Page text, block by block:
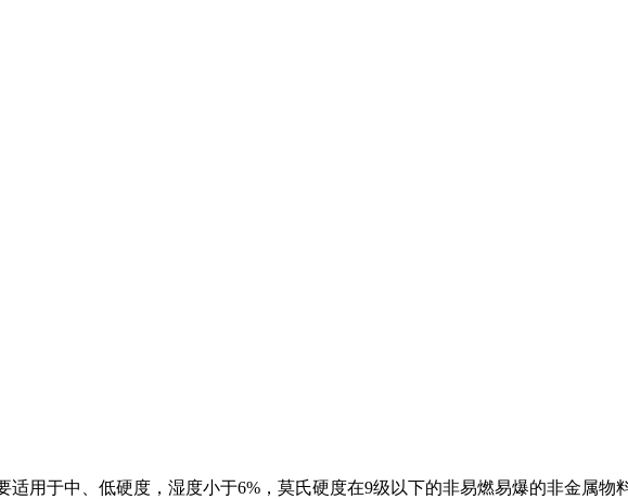
用于中、低硬度，湿度小于6%，莫氏硬度在9级以下的非易燃易爆的非金属物